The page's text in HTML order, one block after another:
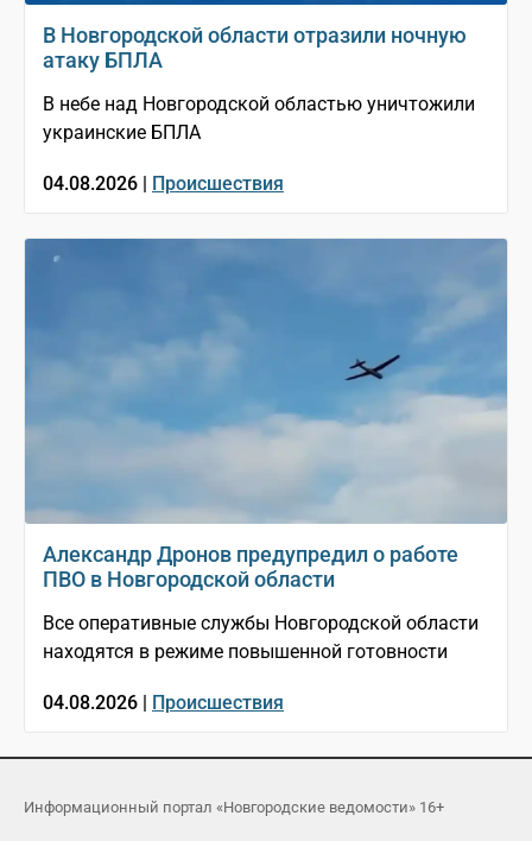
В Новгородской области отразили ночную
атаку БПЛА
В небе над Новгородской областью уничтожили
украинские БПЛА
04.08.2026 | Происшествия
Александр Дронов предупредил о работе
ПВО в Новгородской области
Все оперативные службы Новгородской области
находятся в режиме повышенной готовности
04.08.2026 | Происшествия
Информационный портал «Новгородские ведомости» 16+